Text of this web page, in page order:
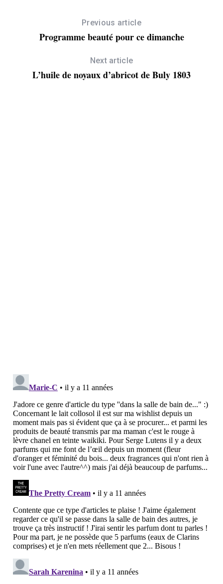
Previous article
Programme beauté pour ce dimanche
Next article
L’huile de noyaux d’abricot de Buly 1803